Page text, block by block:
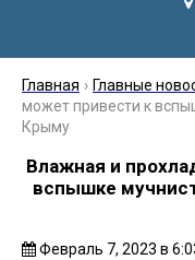
Главная › Главные
может привести к
Крыму
Влажная и
вспышке
Февраль 7, 2023 в